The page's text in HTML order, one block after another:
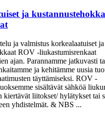
ja
ja valmistus korkealaatuiset ja
ROV -liukastumisrenkaat
ajan. Parannamme jatkuvasti
ja kehitämme uusia
täyttämiseksi. ROV -
sisältävät sähköä
kiertävät liitokset/ hylätykset tai
yhdistelmät. & NBS ...